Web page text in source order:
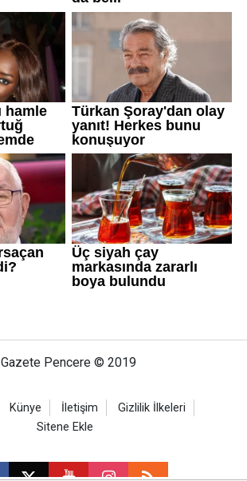
Gazete Pencere © 2019
Künye İletişim
Gizlilik İlkeleri
Sitene Ekle